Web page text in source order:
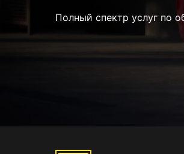
Полный спектр услуг по